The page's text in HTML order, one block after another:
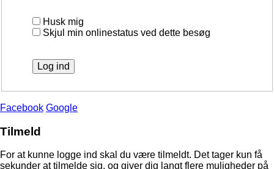
Husk mig
Skjul min onlinestatus ved dette besøg
Facebook Google
Tilmeld
For at kunne logge ind skal du være tilmeldt. Det tager kun få
sekunder at tilmelde sig, og giver dig langt flere muligheder på